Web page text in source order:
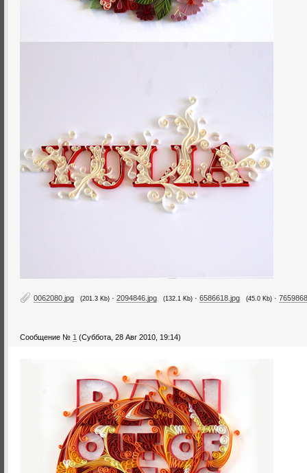
0062080.jpg (201.3 Kb) · 2094846.jpg (132.1 Kb) · 6586618.jpg (45.0 Kb) ·
Сообщение № 1 (Суббота, 28 Авг 2010, 19:14)